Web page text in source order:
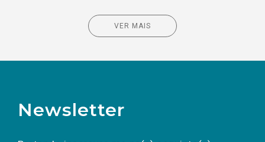
VER MAIS
Newsletter
mail